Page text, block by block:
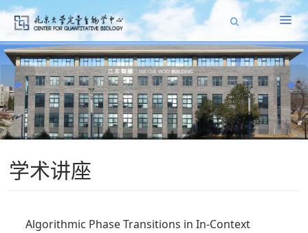
学术讲座
Algorithmic Phase Transitions in In-Context